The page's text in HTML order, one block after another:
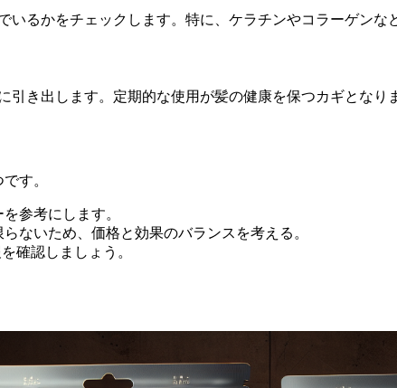
いるかをチェックします。特に、ケラチンやコラーゲンな
き出します。定期的な使用が髪の健康を保つカギとなり
す。
参考にします。
ないため、価格と効果のバランスを考える。
確認しましょう。